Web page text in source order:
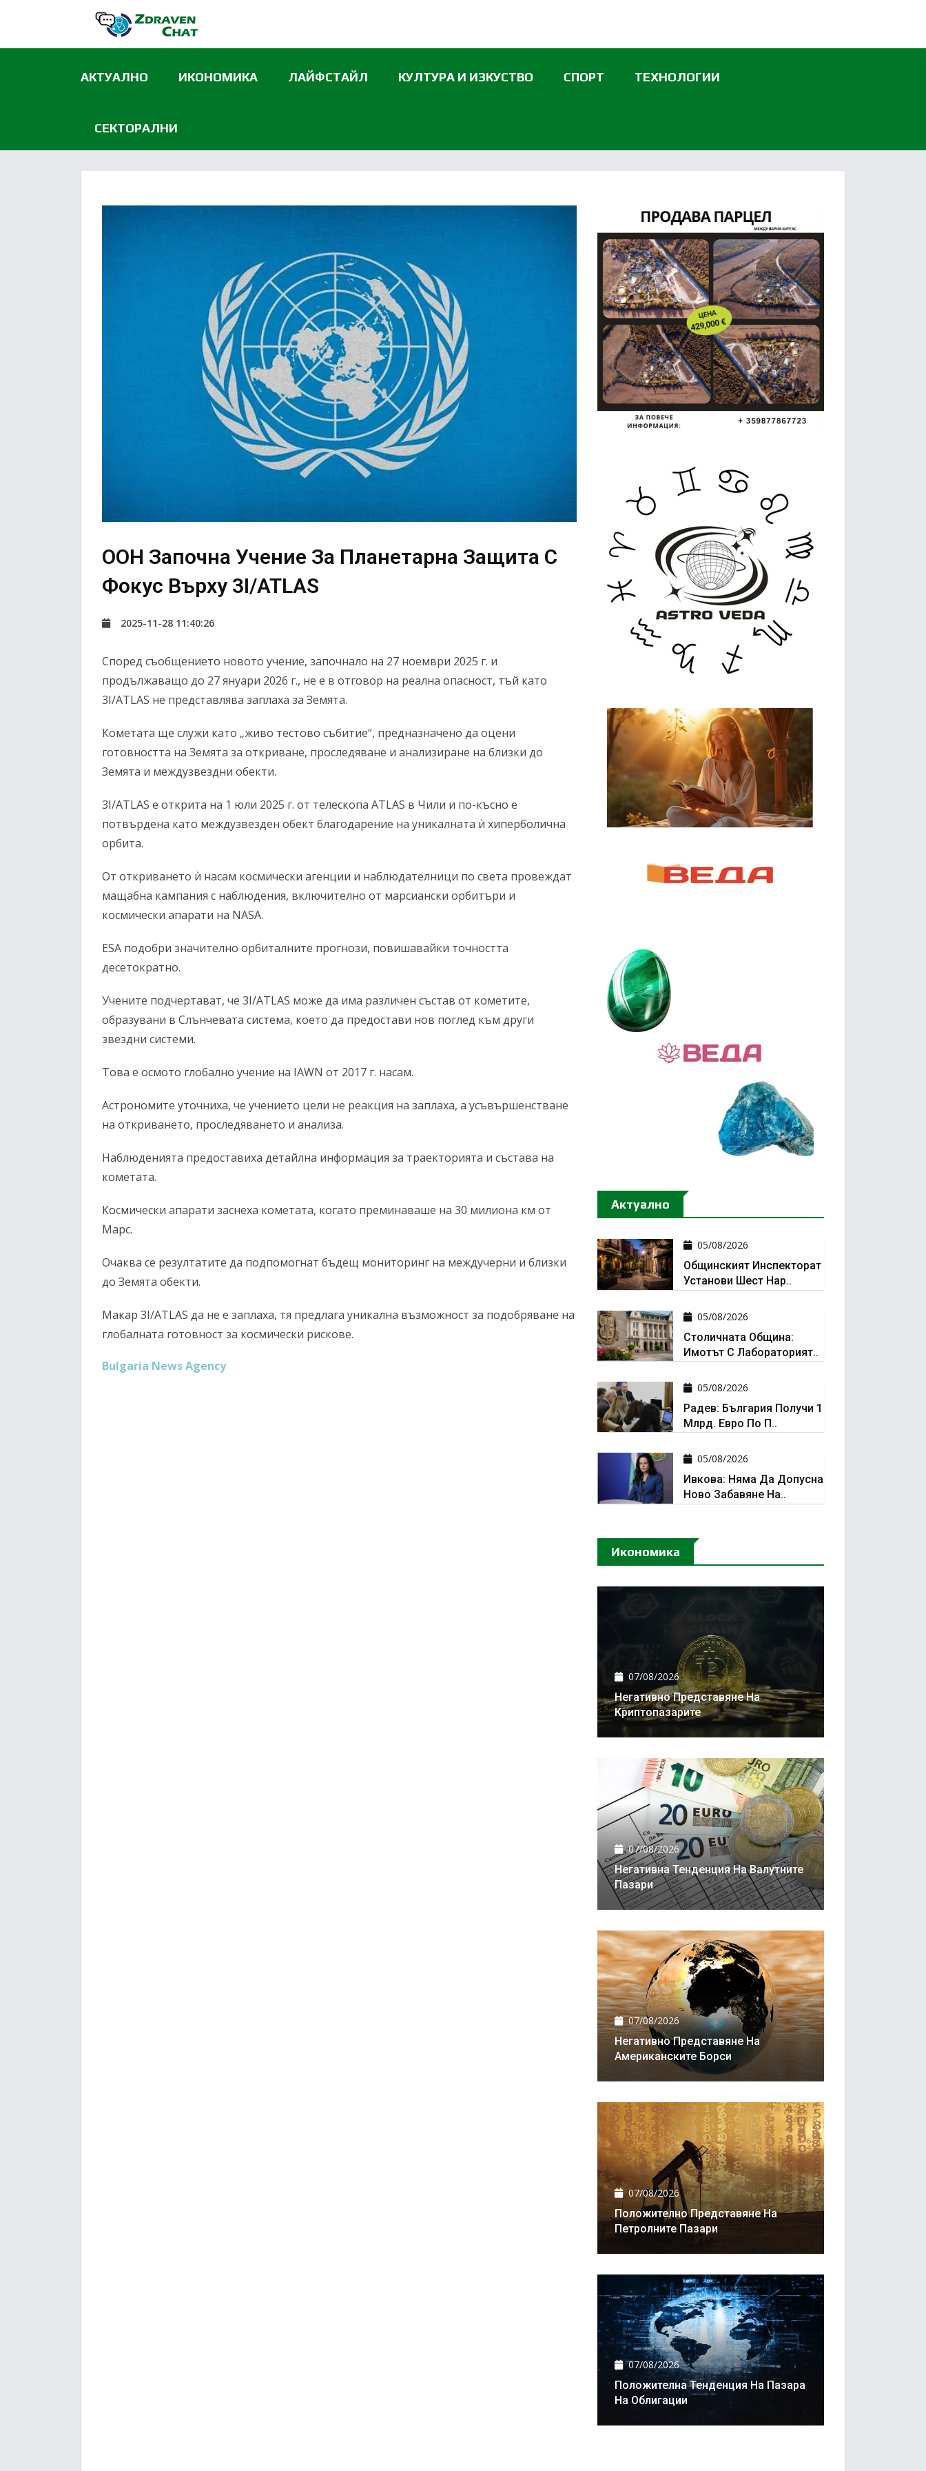
АКТУАЛНО ИКОНОМИКА ЛАЙФСТАЙЛ КУЛТУРА И ИЗКУСТВО СПОРТ ТЕХНОЛОГИИ
СЕКТОРАЛНИ
ООН Започна Учение За Планетарна Защита С
Фокус Върху 3I/ATLAS
2025-11-28 11:40:26
Според съобщението новото учение, започнало на 27 ноември 2025 г. и
продължаващо до 27 януари 2026 г., не е в отговор на реална опасност, тъй като
3I/ATLAS не представлява заплаха за Земята.
Кометата ще служи като „живо тестово събитие“, предназначено да оцени
готовността на Земята за откриване, проследяване и анализиране на близки до
Земята и междузвездни обекти.
3I/ATLAS е открита на 1 юли 2025 г. от телескопа ATLAS в Чили и по-късно е
потвърдена като междузвезден обект благодарение на уникалната ѝ хиперболична
орбита.
От откриването ѝ насам космически агенции и наблюдателници по света провеждат
мащабна кампания с наблюдения, включително от марсиански орбитъри и
космически апарати на NASA.
ESA подобри значително орбиталните прогнози, повишавайки точността
десетократно.
Учените подчертават, че 3I/ATLAS може да има различен състав от кометите,
образувани в Слънчевата система, което да предостави нов поглед към други
звездни системи.
Това е осмото глобално учение на IAWN от 2017 г. насам.
Астрономите уточниха, че учението цели не реакция на заплаха, а усъвършенстване
на откриването, проследяването и анализа.
Наблюденията предоставиха детайлна информация за траекторията и състава на
кометата.
Космически апарати заснеха кометата, когато преминаваше на 30 милиона км от
Марс.
Очаква се резултатите да подпомогнат бъдещ мониторинг на междучерни и близки
до Земята обекти.
Макар 3I/ATLAS да не е заплаха, тя предлага уникална възможност за подобряване на
глобалната готовност за космически рискове.
Bulgaria News Agency
Актуално
05/08/2026
Общинският Инспекторат
Установи Шест Нар..
05/08/2026
Столичната Община:
Имотът С Лабораторият..
05/08/2026
Радев: България Получи 1
Млрд. Евро По П..
05/08/2026
Ивкова: Няма Да Допусна
Ново Забавяне На..
Икономика
07/08/2026
Негативно Представяне На
Криптопазарите
07/08/2026
Негативна Тенденция На Валутните
Пазари
07/08/2026
Негативно Представяне На
Американските Борси
07/08/2026
Положително Представяне На
Петролните Пазари
07/08/2026
Положителна Тенденция На Пазара
На Облигации